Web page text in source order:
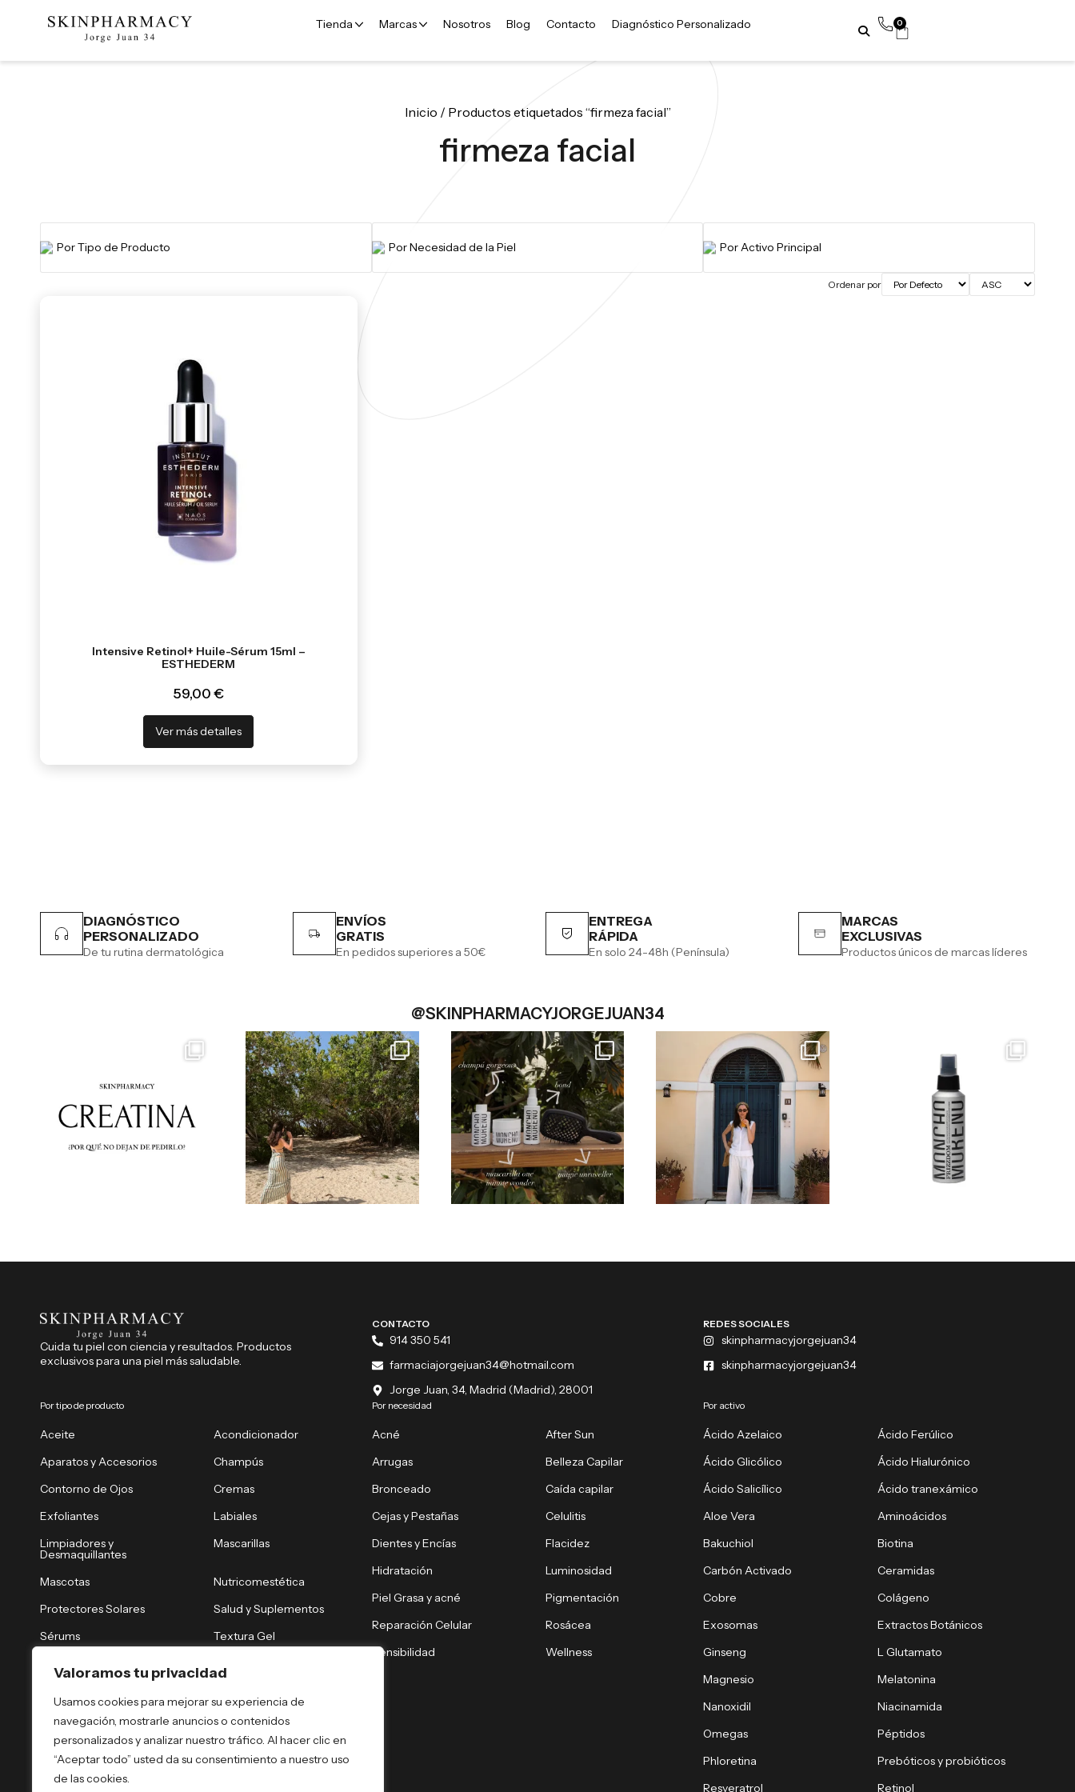
Valoramos tu privacidad
Usamos cookies para mejorar su experiencia de
navegación, mostrarle anuncios o contenidos
personalizados y analizar nuestro tráfico. Al hacer clic en
“Aceptar todo” usted da su consentimiento a nuestro uso
de las cookies.
Tienda Marcas Nosotros Blog Contacto Diagnóstico Personalizado 0
Inicio / Productos etiquetados “firmeza facial”
firmeza facial
Ordenar por
Intensive Retinol+ Huile-Sérum 15ml –
ESTHEDERM
59,00 €
Ver más detalles
DIAGNÓSTICO
PERSONALIZADO
De tu rutina dermatológica
ENVÍOS
GRATIS
En pedidos superiores a 50€
ENTREGA
RÁPIDA
En solo 24-48h (Península)
MARCAS
EXCLUSIVAS
Productos únicos de marcas líderes
@SKINPHARMACYJORGEJUAN34
Cuida tu piel con ciencia y resultados. Productos
exclusivos para una piel más saludable.
CONTACTO
914 350 541
farmaciajorgejuan34@hotmail.com
Jorge Juan, 34, Madrid (Madrid), 28001
REDES SOCIALES
skinpharmacyjorgejuan34
skinpharmacyjorgejuan34
Por tipo de producto
Aceite
Acondicionador
Aparatos y Accesorios
Champús
Contorno de Ojos
Cremas
Exfoliantes
Labiales
Limpiadores y
Desmaquillantes
Mascarillas
Mascotas
Nutricomestética
Protectores Solares
Salud y Suplementos
Sérums
Textura Gel
Por necesidad
Acné
After Sun
Arrugas
Belleza Capilar
Bronceado
Caída capilar
Cejas y Pestañas
Celulitis
Dientes y Encías
Flacidez
Hidratación
Luminosidad
Piel Grasa y acné
Pigmentación
Reparación Celular
Rosácea
Sensibilidad
Wellness
Por activo
Ácido Azelaico
Ácido Ferúlico
Ácido Glicólico
Ácido Hialurónico
Ácido Salicílico
Ácido tranexámico
Aloe Vera
Aminoácidos
Bakuchiol
Biotina
Carbón Activado
Ceramidas
Cobre
Colágeno
Exosomas
Extractos Botánicos
Ginseng
L Glutamato
Magnesio
Melatonina
Nanoxidil
Niacinamida
Omegas
Péptidos
Phloretina
Prebóticos y probióticos
Resveratrol
Retinol